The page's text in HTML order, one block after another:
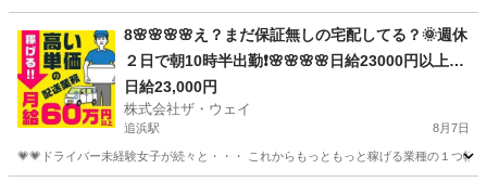
新羽駅 ドライバー ネットスーパー
8🌸🌸🌸🌸え？まだ保証無しの宅配してる？🌞週休
２日で朝10時半出勤❗️🌸🌸🌸🌸日給23000円以上🌸
安定収入で女子いっぱい🎉さぁ～集まれ～
日給23,000円
株式会社ザ・ウェイ
追浜駅 8月7日
💗💗ドライバー未経験女子が続々と・・・ これからもっともっと稼げる業種の１つ軽